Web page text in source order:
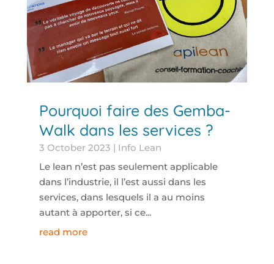
Pourquoi faire des Gemba-
Walk dans les services ?
3 October 2023 | Info Lean
Le lean n’est pas seulement applicable
dans l’industrie, il l’est aussi dans les
services, dans lesquels il a au moins
autant à apporter, si ce...
read more